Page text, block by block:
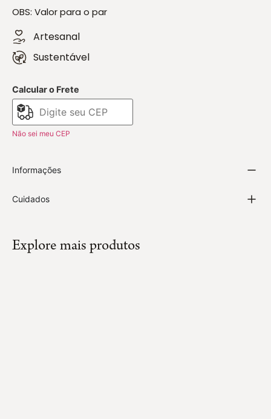
OBS: Valor para o par
Artesanal
Sustentável
Calcular o Frete
Não sei meu CEP
Informações
Cuidados
Explore mais produtos